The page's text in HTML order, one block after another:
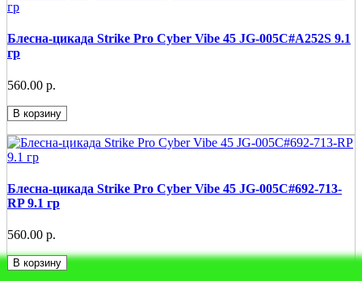
Блесна-цикада Strike Pro Cyber Vibe 45 JG-005C#A252S 9.1
гр
560.00 р.
В корзину
Блесна-цикада Strike Pro Cyber Vibe 45 JG-005C#692-713-
RP 9.1 гр
560.00 р.
В корзину